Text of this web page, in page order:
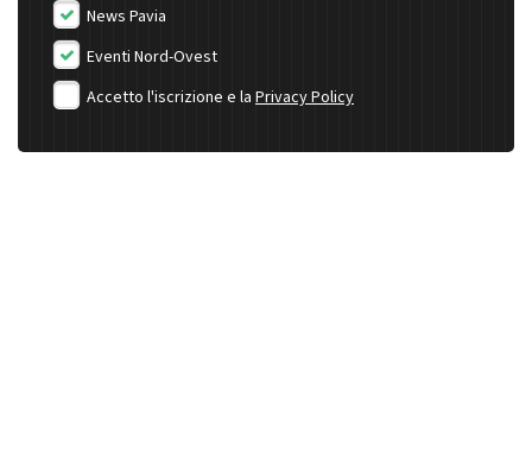
News Pavia
Eventi Nord-Ovest
Accetto l'iscrizione e la Privacy Policy